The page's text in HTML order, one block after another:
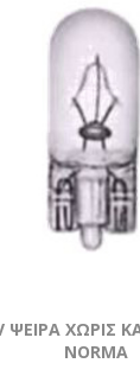
ΨΕΙΡΑ ΧΩΡΙΣ
NORMA